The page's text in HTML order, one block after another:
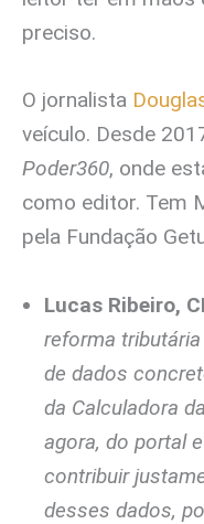
preciso.
O jornalista
veículo. Desde
Poder360, onde
como editor. Tem
pela Fundação
Lucas Ribeiro,
reforma
de dados
da Calculadora
agora, do portal
contribuir
desses dados,